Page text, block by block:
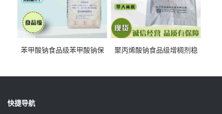
苯甲酸钠食品级苯甲酸钠保
聚丙烯酸钠食品级增稠剂稳
快捷导航